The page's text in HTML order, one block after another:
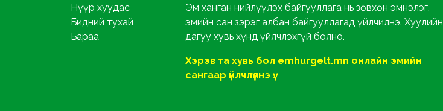
Нүүр хуудас
Бидний тухай
Бараа
Эм ханган нийлүүлэх байгууллага нь зөвхөн эмнэлэг,
эмийн сан зэрэг албан байгууллагад үйлчилнэ. Хуулийн
дагуу хувь хүнд үйлчлэхгүй болно.
Хэрэв та хувь бол emhurgelt.mn онлайн эмийн
сангаар үйлчлүүлнэ үү.